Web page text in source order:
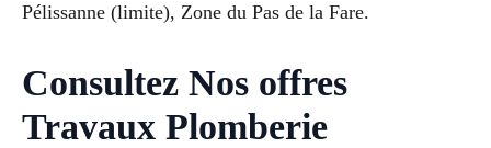
Pélissanne (limite), Zone du Pas de la Fare.
Consultez Nos offres
Travaux Plomberie